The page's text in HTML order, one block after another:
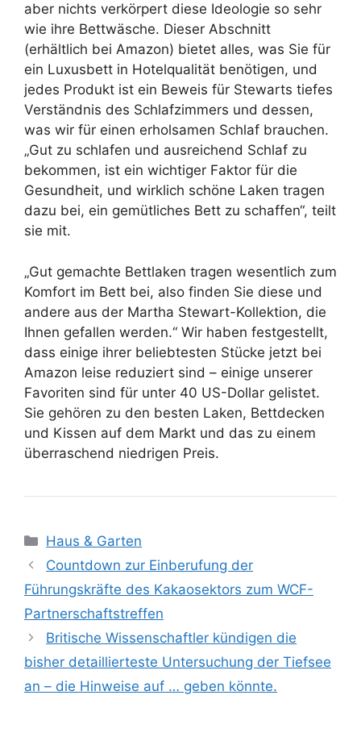
aber nichts verkörpert diese Ideologie so sehr
wie ihre Bettwäsche. Dieser Abschnitt
(erhältlich bei Amazon) bietet alles, was Sie für
ein Luxusbett in Hotelqualität benötigen, und
jedes Produkt ist ein Beweis für Stewarts tiefes
Verständnis des Schlafzimmers und dessen,
was wir für einen erholsamen Schlaf brauchen.
„Gut zu schlafen und ausreichend Schlaf zu
bekommen, ist ein wichtiger Faktor für die
Gesundheit, und wirklich schöne Laken tragen
dazu bei, ein gemütliches Bett zu schaffen“, teilt
sie mit.
„Gut gemachte Bettlaken tragen wesentlich zum
Komfort im Bett bei, also finden Sie diese und
andere aus der Martha Stewart-Kollektion, die
Ihnen gefallen werden.“ Wir haben festgestellt,
dass einige ihrer beliebtesten Stücke jetzt bei
Amazon leise reduziert sind – einige unserer
Favoriten sind für unter 40 US-Dollar gelistet.
Sie gehören zu den besten Laken, Bettdecken
und Kissen auf dem Markt und das zu einem
überraschend niedrigen Preis.
Kategorien
Haus & Garten
Countdown zur Einberufung der
Führungskräfte des Kakaosektors zum WCF-
Partnerschaftstreffen
Britische Wissenschaftler kündigen die
bisher detaillierteste Untersuchung der Tiefsee
an – die Hinweise auf … geben könnte.